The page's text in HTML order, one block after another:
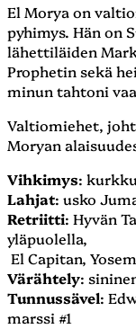
El Morya on
pyhimys. Hän on
lähettiläiden
Prophetin sekä
minun tahtoni
Valtiomiehet,
Moryan
Vihkimys:
Lahjat: usko
Retriitti: Hyvän
yläpuolella,
El Capitan,
Värähtely:
Tunnussävel:
marssi #1